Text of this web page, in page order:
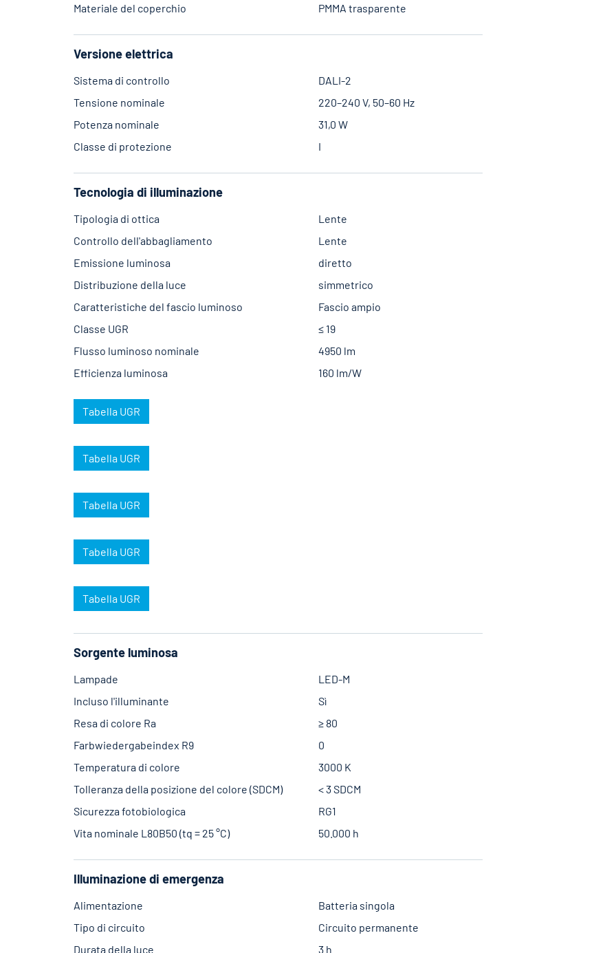
Materiale del coperchio
PMMA trasparente
Versione elettrica
Sistema di controllo
DALI-2
Tensione nominale
220–240 V, 50–60 Hz
Potenza nominale
31,0 W
Classe di protezione
I
Tecnologia di illuminazione
Tipologia di ottica
Lente
Controllo dell'abbagliamento
Lente
Emissione luminosa
diretto
Distribuzione della luce
simmetrico
Caratteristiche del fascio luminoso
Fascio ampio
Classe UGR
≤ 19
Flusso luminoso nominale
4950 lm
Efficienza luminosa
160 lm/W
Tabella UGR
Tabella UGR
Tabella UGR
Tabella UGR
Tabella UGR
Sorgente luminosa
Lampade
LED-M
Incluso l'illuminante
Sì
Resa di colore Ra
≥ 80
Farbwiedergabeindex R9
0
Temperatura di colore
3000 K
Tolleranza della posizione del colore (SDCM)
< 3 SDCM
Sicurezza fotobiologica
RG1
Vita nominale L80B50 (tq = 25 °C)
50.000 h
Illuminazione di emergenza
Alimentazione
Batteria singola
Tipo di circuito
Circuito permanente
Durata della luce
3 h